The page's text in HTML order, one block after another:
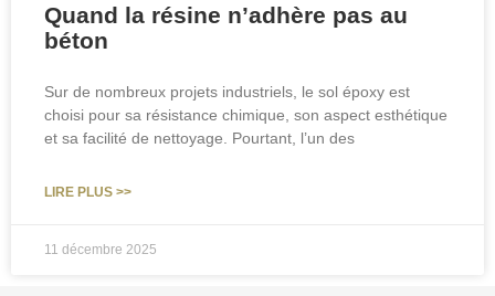
Quand la résine n’adhère pas au
béton
Sur de nombreux projets industriels, le sol époxy est
choisi pour sa résistance chimique, son aspect esthétique
et sa facilité de nettoyage. Pourtant, l’un des
LIRE PLUS >>
11 décembre 2025